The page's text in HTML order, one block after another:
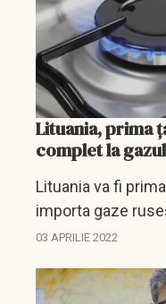
Lituania, prima
complet la
Lituania va fi
importa gaze
ameninţat cu
03 APRILIE 2022